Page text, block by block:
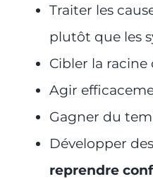
Traiter les
plutôt que les
Cibler la racine
Agir
Gagner du
Développer
reprendre